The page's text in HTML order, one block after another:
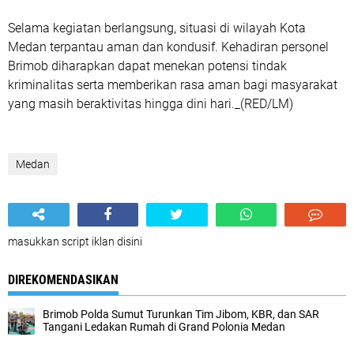
Selama kegiatan berlangsung, situasi di wilayah Kota
Medan terpantau aman dan kondusif. Kehadiran personel
Brimob diharapkan dapat menekan potensi tindak
kriminalitas serta memberikan rasa aman bagi masyarakat
yang masih beraktivitas hingga dini hari._(RED/LM)
Medan
masukkan script iklan disini
DIREKOMENDASIKAN
Brimob Polda Sumut Turunkan Tim Jibom, KBR, dan SAR
Tangani Ledakan Rumah di Grand Polonia Medan